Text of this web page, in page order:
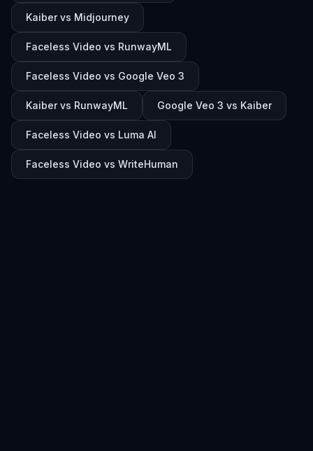
Kaiber vs Midjourney
Faceless Video vs RunwayML
Faceless Video vs Google Veo 3
Kaiber vs RunwayML Google Veo 3 vs Kaiber
Faceless Video vs Luma AI
Faceless Video vs WriteHuman